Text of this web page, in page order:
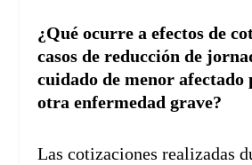
¿Qué ocurre a efectos de
casos de reducción de
cuidado de menor afectado
otra enfermedad grave?
Las cotizaciones realizadas